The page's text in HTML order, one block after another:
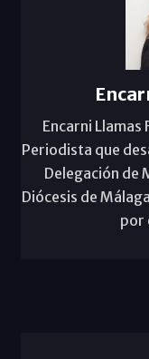
Encarni
Periodista que
Delegación de
Diócesis de
por